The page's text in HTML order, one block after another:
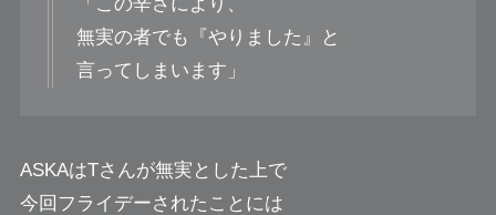
無実の者でも『やりました』と
言ってしまいます」
ASKAはTさんが無実とした上で
今回フライデーされたことには